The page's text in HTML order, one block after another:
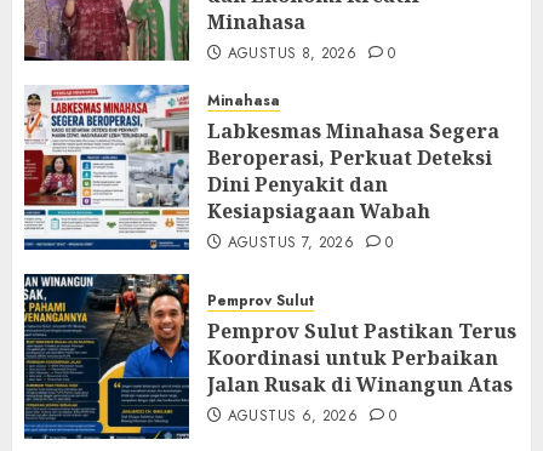
Minahasa
AGUSTUS 8, 2026 0
Minahasa
Labkesmas Minahasa Segera
Beroperasi, Perkuat Deteksi
Dini Penyakit dan
Kesiapsiagaan Wabah
AGUSTUS 7, 2026 0
Pemprov Sulut
Pemprov Sulut Pastikan Terus
Koordinasi untuk Perbaikan
Jalan Rusak di Winangun Atas
AGUSTUS 6, 2026 0